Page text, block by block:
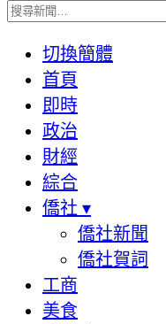
切換簡體
首頁
即時
政治
財經
綜合
僑社 ▾
僑社新聞
僑社賀詞
工商
美食